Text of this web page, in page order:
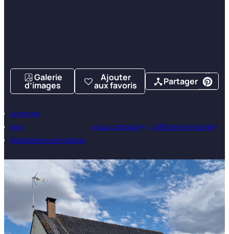
Galerie
d’images
Ajouter
aux favoris Partager
Le projet
Avis
Réalisations similaires
Nous contacter Afficher le numéro